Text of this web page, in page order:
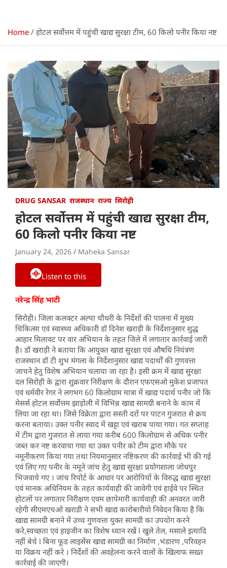
Home होटल सर्वोत्तम में पहुंची खाद्य सुरक्षा टीम, 60 किलो पनीर किया नष्ट
DRUG SANSAR राजस्थान राज्य सिरोही
होटल सर्वोत्तम में पहुंची खाद्य सुरक्षा टीम,
60 किलो पनीर किया नष्ट
January 24, 2026 Maheka Sansar
Listen to this
नरेन्द्र सिंह भाटी
सिरोही। जिला कलक्टर अल्पा चौधरी के निर्देशों की पालना में मुख्य
चिकित्सा एवं स्वास्थ्य अधिकारी डॉ दिनेश खराड़ी के निर्देशानुसार शुद्ध
आहार मिलावट पर वार अभियान के तहत जिले में लगातार कार्रवाई जारी
है। डॉ खराड़ी ने बताया कि आयुक्त खाद्य सुरक्षा एवं औषधि नियंत्रण
राजस्थान डॉ टी शुभ मंगला के निर्देशानुसार खाद्य पदार्थों की गुणवत्ता
जाचने हेतु विशेष अभियान चलाया जा रहा है। इसी क्रम में खाद्य सुरक्षा
दल सिरोही के द्वारा शुक्रवार निरीक्षण के दौरान एफएसओ मुकेश प्रजापत
एवं धर्मवीर रेगर ने लगभग 60 किलोग्राम मात्रा में खाद्य पदार्थ पनीर जो कि
मेसर्स होटल सर्वोत्तम झाड़ोली में विभिन्न खाद्य सामग्री बनाने के काम में
लिया जा रहा था। जिसे विक्रेता द्वारा सस्ती दरों पर पाटन गुजरात से क्रय
करना बताया। उक्त पनीर स्वाद में खट्टा एवं खराब पाया गया। गत सप्ताह
में टीम द्वारा गुजरात से लाया गया करीब 600 किलोग्राम से अधिक पनीर
जब्त कर नष्ट करवाया गया था उक्त पनीर को टीम द्वारा मौके पर
नमूनीकरण किया गया तथा नियमानुसार नष्टिकरण की कार्रवाई भी की गई
एवं लिए गए पनीर के नमूने जांच हेतु खाद्य सुरक्षा प्रयोगशाला जोधपुर
भिजवाये गए । जांच रिपोर्ट के आधार पर आरोपियों के विरुद्ध खाद्य सुरक्षा
एवं मानक अधिनियम के तहत कार्यवाही की जावेगी एवं हाईवे पर स्थित
होटलों पर लगातार निरीक्षण एवम छापेमारी कार्यवाही की अनवरत जारी
रहेगी सीएमएचओ खराडी ने सभी खाद्य कारोबारीयो निवेदन किया है कि
खाद्य सामग्री बनाने में उच्च गुणवत्ता युक्त सामग्री का उपयोग करने
करे,स्वच्छता एवं हाइजीन का विशेष ध्यान रखें l खुले तेल, मसाले इत्यादि
नहीं बेचे l बिना फूड लाइसेंस खाद्य सामग्री का निर्माण ,भंडारण ,परिवहन
या विक्रय नहीं करे । निर्देशों की अवहेलना करने वालों के खिलाफ सख्त
कार्रवाई की जाएगी।